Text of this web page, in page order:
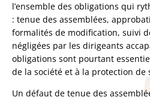
l’ensemble des obligations qui
: tenue des assemblées,
formalités de modification, suivi
négligées par les dirigeants
obligations sont pourtant
de la société et à la protection de
Un défaut de tenue des